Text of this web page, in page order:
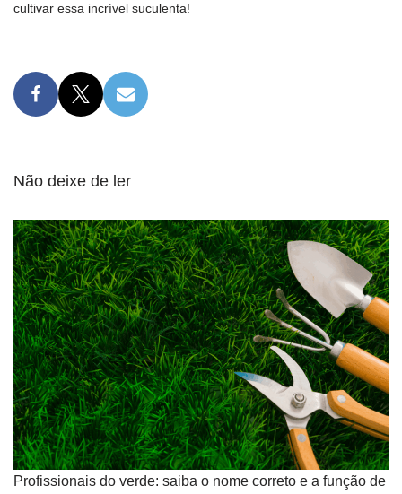
cultivar essa incrível suculenta!
Não deixe de ler
Profissionais do verde: saiba o nome correto e a função de